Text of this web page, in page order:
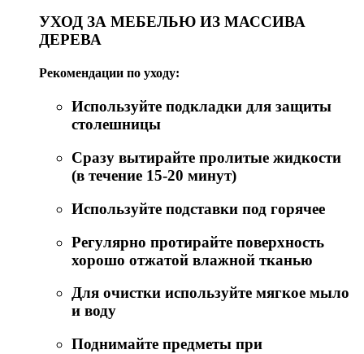
УХОД ЗА МЕБЕЛЬЮ ИЗ МАССИВА
ДЕРЕВА
Рекомендации по уходу:
Используйте подкладки для защиты
столешницы
Сразу вытирайте пролитые жидкости
(в течение 15-20 минут)
Используйте подставки под горячее
Регулярно протирайте поверхность
хорошо отжатой влажной тканью
Для очистки используйте мягкое мыло
и воду
Поднимайте предметы при